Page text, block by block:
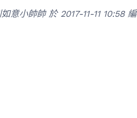
意小帥帥 於 2017-11-11 10:58